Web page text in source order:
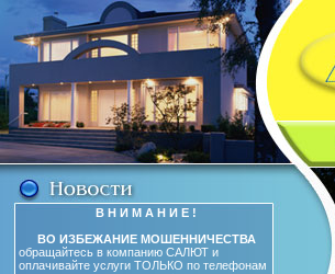
В Н И М А Н И Е !
ВО ИЗБЕЖАНИЕ МОШЕННИЧЕСТВА
обращайтесь в компанию САЛЮТ и
оплачивайте услуги ТОЛЬКО по телефонам